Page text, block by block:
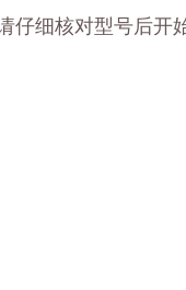
仔细核对型号后开